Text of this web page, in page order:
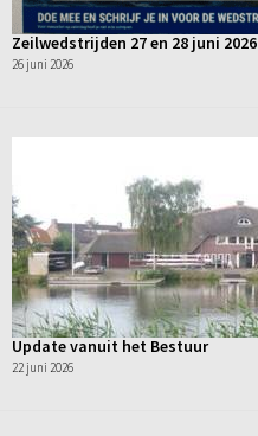
Zeilwedstrijden 27 en 28 juni 2026
26 juni 2026
Update vanuit het Bestuur
22 juni 2026